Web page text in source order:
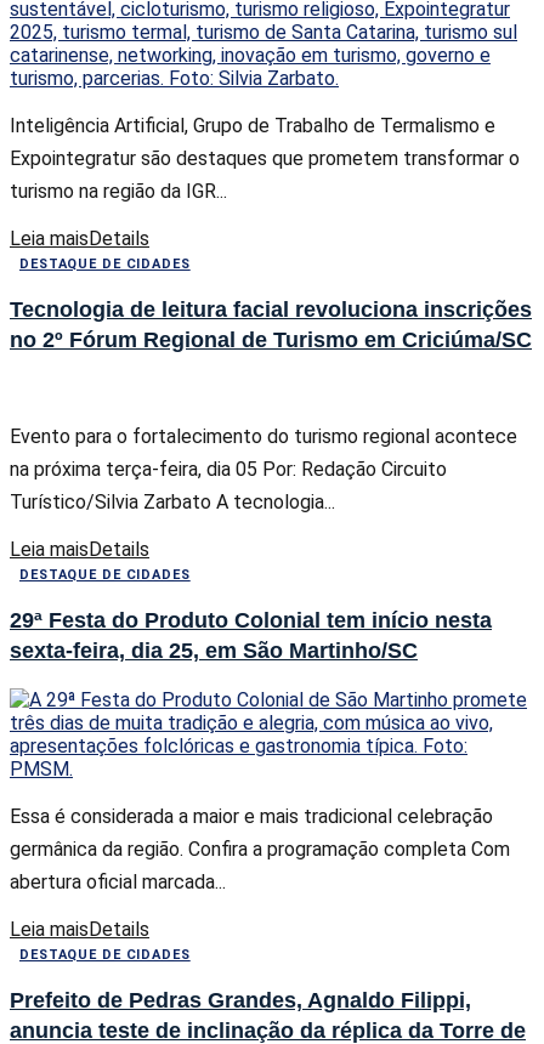
Inteligência Artificial, Grupo de Trabalho de Termalismo e
Expointegratur são destaques que prometem transformar o
turismo na região da IGR...
Leia maisDetails
DESTAQUE DE CIDADES
Tecnologia de leitura facial revoluciona inscrições
no 2º Fórum Regional de Turismo em Criciúma/SC
Evento para o fortalecimento do turismo regional acontece
na próxima terça-feira, dia 05 Por: Redação Circuito
Turístico/Silvia Zarbato A tecnologia...
Leia maisDetails
DESTAQUE DE CIDADES
29ª Festa do Produto Colonial tem início nesta
sexta-feira, dia 25, em São Martinho/SC
Essa é considerada a maior e mais tradicional celebração
germânica da região. Confira a programação completa Com
abertura oficial marcada...
Leia maisDetails
DESTAQUE DE CIDADES
Prefeito de Pedras Grandes, Agnaldo Filippi,
anuncia teste de inclinação da réplica da Torre de